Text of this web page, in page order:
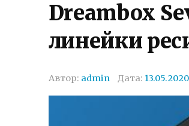
Dreambox
линейки
Автор: admin Дата: 13.05.2020